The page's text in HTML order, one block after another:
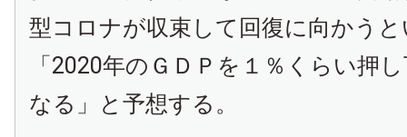
型コロナが収束して回復に向かう
「2020年のＧＤＰを１％くらい押
なる」と予想する。